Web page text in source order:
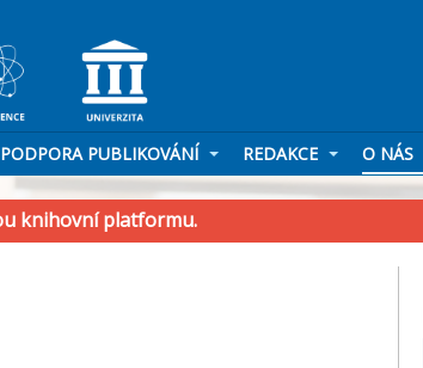
PODPORA PUBLIKOVÁNÍ REDAKCE O NÁS
knihovní platformu.